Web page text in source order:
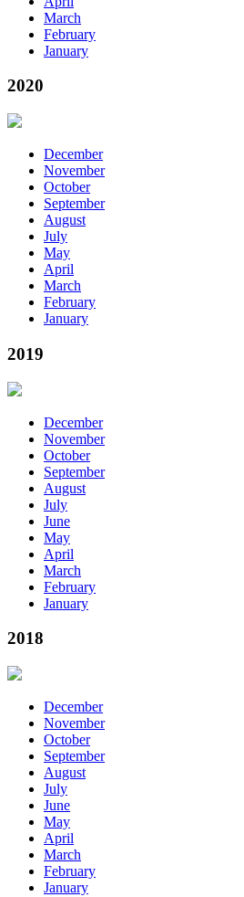
March
February
January
2020
December
November
October
September
August
July
May
April
March
February
January
2019
December
November
October
September
August
July
June
May
April
March
February
January
2018
December
November
October
September
August
July
June
May
April
March
February
January